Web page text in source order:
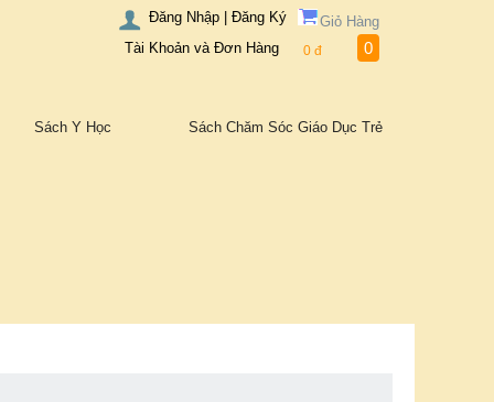
Giỏ Hàng
0đ 0
Đăng Nhập | Đăng Ký
Tài Khoản và Đơn Hàng
Sách Y Học Sách Chăm Sóc Giáo Dục Trẻ